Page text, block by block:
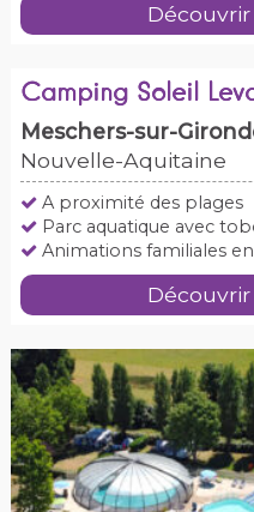
Camping Soleil
Meschers-sur-
Nouvelle-Aquitaine
A proximité des plages
Parc aquatique avec
Animations familiales